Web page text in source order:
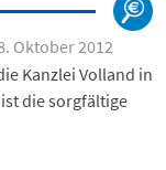
Oktober 2012
Kanzlei Volland in
die sorgfältige